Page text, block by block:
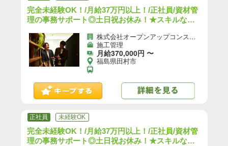
完全未経験OK！/月給37万円以上！/正社員/資材管
理の事務サポート◎土日祝お休み！★スキルなし
株式会社オープンアップコンストラクション（旧社名：株式会社夢真）
施工管理
月給370,000円 〜
福島県田村市
正社員 未経験OK
完全未経験OK！/月給37万円以上！/正社員/資材管
理の事務サポート◎土日祝お休み！★スキルなし